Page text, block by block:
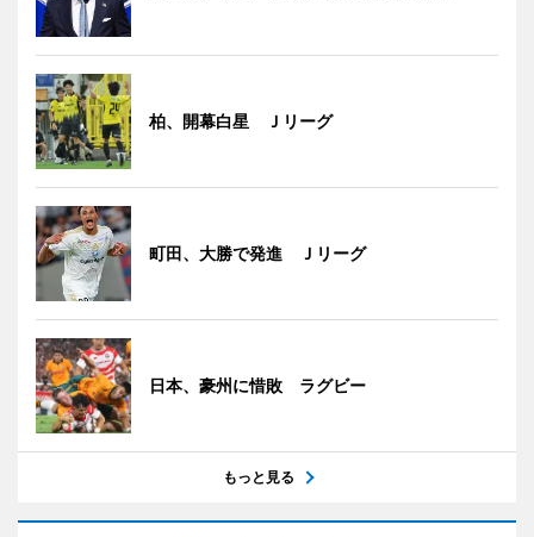
柏、開幕白星 Ｊリーグ
町田、大勝で発進 Ｊリーグ
日本、豪州に惜敗 ラグビー
もっと見る